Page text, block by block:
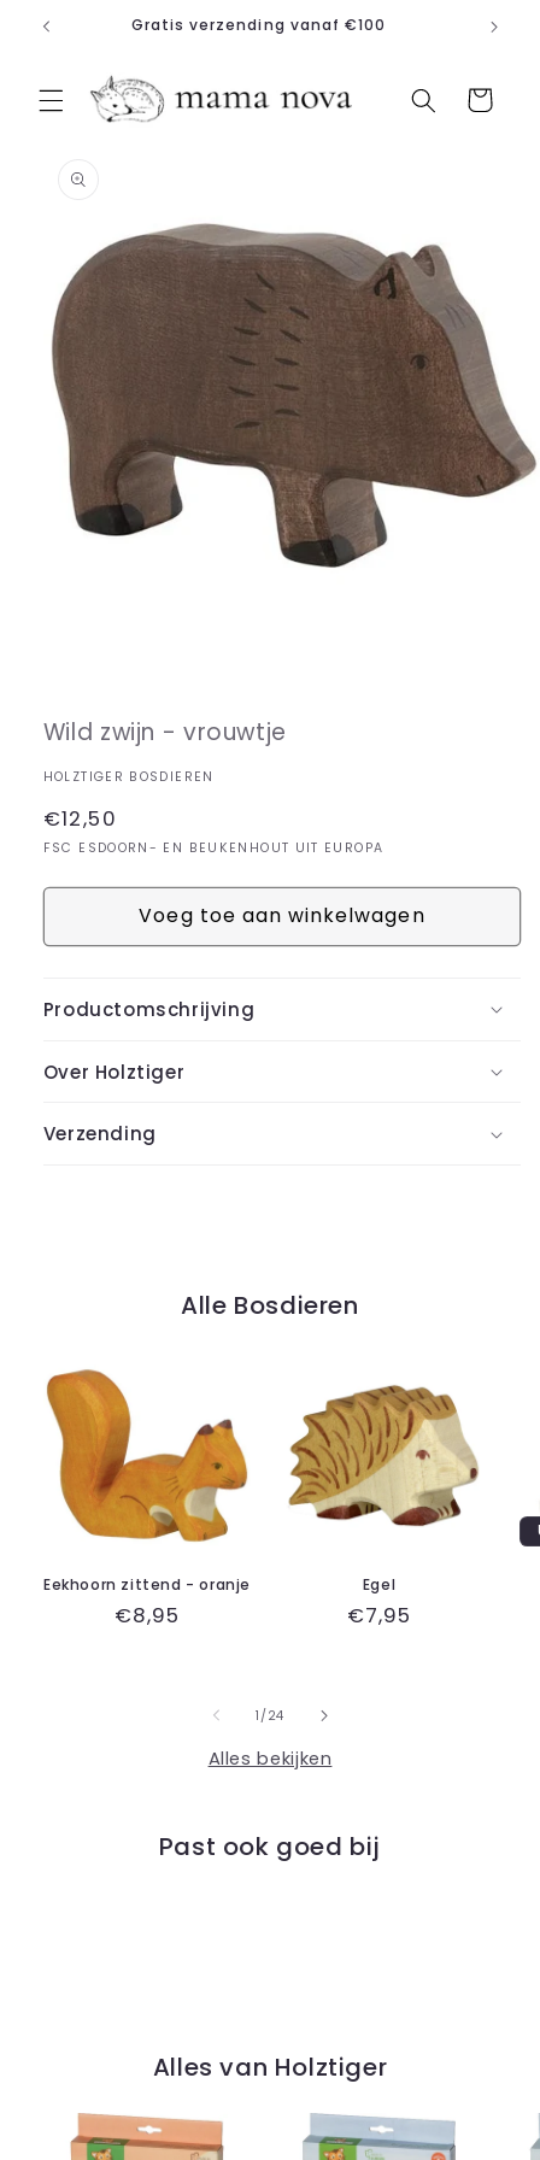
naar de Gratis verzending vanaf €100
Winkelwagen
modaal
Wild zwijn - vrouwtje
HOLZTIGER BOSDIEREN
Normale
prijs
€12,50
FSC ESDOORN- EN BEUKENHOUT UIT EUROPA
Voeg toe aan winkelwagen
Productomschrijving
Over Holztiger
Verzending
Alle Bosdieren
Eekhoorn zittend - oranje
Normale
€8,95
Egel
Normale
€7,95
1 /van
24
Alles bekijken
Past ook goed bij
Alles van Holztiger